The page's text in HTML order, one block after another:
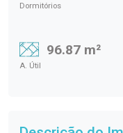
Dormitórios
96.87 m²
A. Útil